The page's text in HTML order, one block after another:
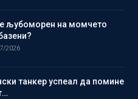
љубоморен на момчето
2026
танкер успеал да помине